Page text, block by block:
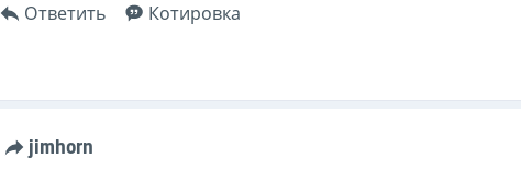
Ответить Котировка
jimhorn